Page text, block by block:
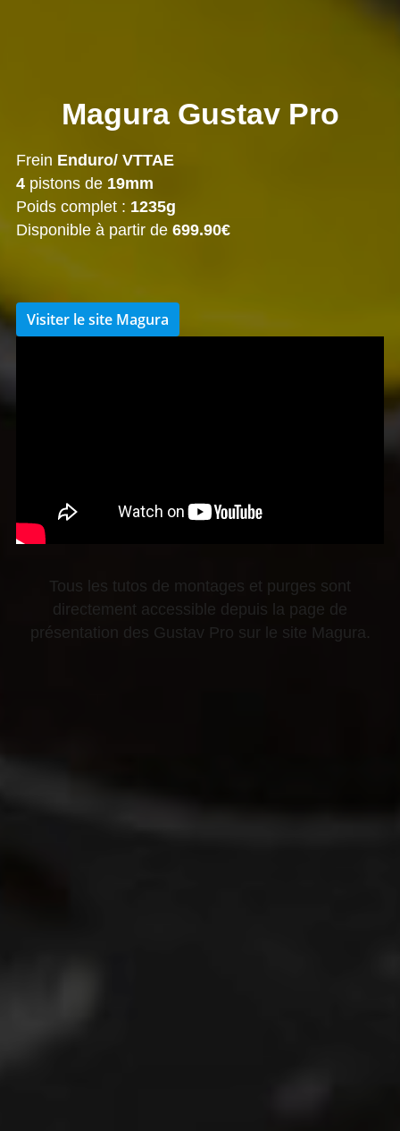
Magura Gustav Pro
Frein Enduro/ VTTAE
4 pistons de 19mm
Poids complet : 1235g
Disponible à partir de 699.90€
Visiter le site Magura
Tous les tutos de montages et purges sont
directement accessible depuis la page de
présentation des Gustav Pro sur le site Magura.